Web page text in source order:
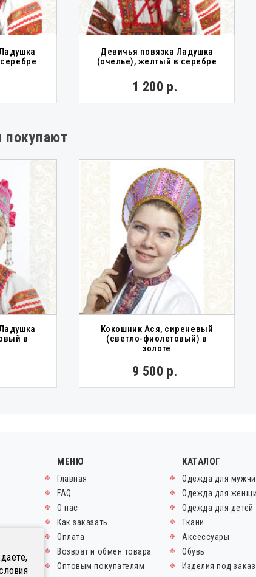
Девичья повязка Ладушка
(очелье), желтый в серебре
1 200 р.
покупают
в
Кокошник Ася, сиреневый
(светло-фиолетовый) в
золоте
9 500 р.
МЕНЮ
Главная
FAQ
О нас
Как заказать
Оплата
Возврат и обмен товара
Оптовым покупателям
КАТАЛОГ
Одежда для
Одежда для
Одежда для детей
Ткани
Аксессуары
Обувь
Изделия под заказ